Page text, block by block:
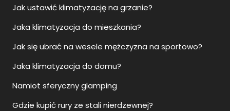
Jak ustawić klimatyzację na grzanie?
Jaka klimatyzacja do mieszkania?
Jak się ubrać na wesele mężczyzna na sportowo?
Jaka klimatyzacja do domu?
Namiot sferyczny glamping
Gdzie kupić rury ze stali nierdzewnej?